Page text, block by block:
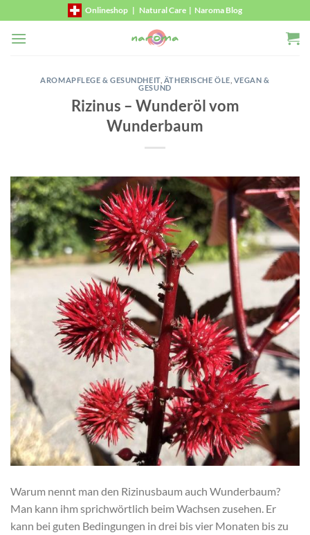
Inhalt
springen
Onlineshop | Natural Care | Naroma Blog
AROMAPFLEGE & GESUNDHEIT, ÄTHERISCHE ÖLE VEGAN &
GESUND
Rizinus – Wunderöl vom
Wunderbaum
Warum nennt man den Rizinusbaum auch Wunderbaum?
Man kann ihm sprichwörtlich beim Wachsen zusehen. Er
kann bei guten Bedingungen in drei bis vier Monaten bis zu